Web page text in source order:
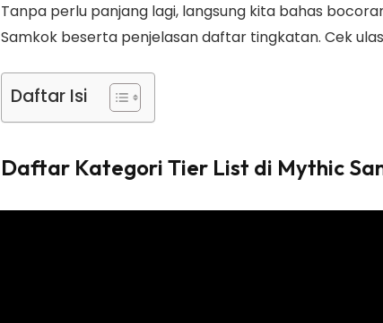
Tanpa perlu panjang lagi, langsung kita bahas
Samkok beserta penjelasan daftar tingkatan. Cek
Daftar Isi
Daftar Kategori Tier List di Mythic